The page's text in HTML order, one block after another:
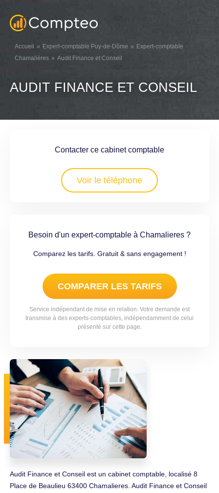
Accueil Expert-comptable Puy-de-Dôme
Expert-comptable
Chamalières
Audit Finance et Conseil
AUDIT FINANCE ET CONSEIL
Contacter ce cabinet comptable
Voir le téléphone
Besoin d'un expert-comptable à Chamalieres ?
Comparez les tarifs. Gratuit & sans engagement !
COMPARER LES TARIFS
Service indépendant de mise en relation. Votre demande est
transmise à des experts-comptables, indépendamment de celui
présenté sur cette page.
Audit Finance et Conseil est un cabinet comptable, localisé 8
Place de Beaulieu 63400 Chamalieres. Audit Finance et Conseil